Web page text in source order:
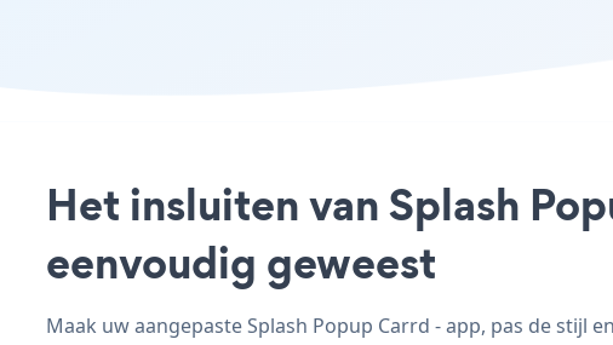
Het insluiten van Splash
eenvoudig geweest
Maak uw aangepaste Splash Popup Carrd - app, pas de stijl